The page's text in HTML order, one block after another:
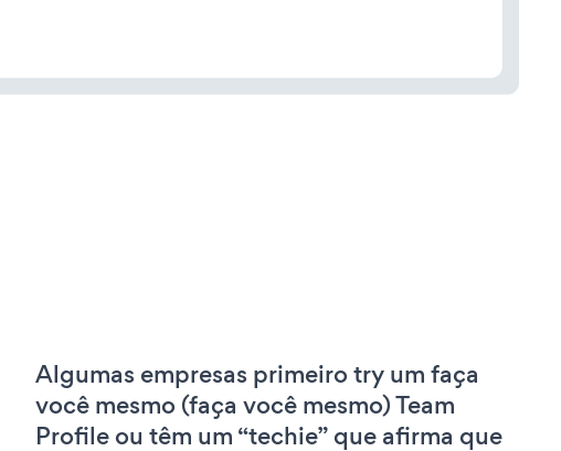
Algumas empresas primeiro try um faça
você mesmo (faça você mesmo) Team
Profile ou têm um “techie” que afirma que